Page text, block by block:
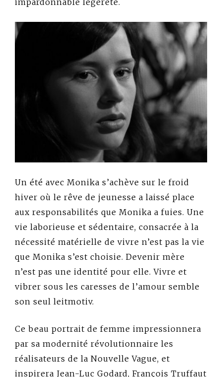
Un été avec Monika s’achève sur le froid
hiver où le rêve de jeunesse a laissé place
aux responsabilités que Monika a fuies. Une
vie laborieuse et sédentaire, consacrée à la
nécessité matérielle de vivre n’est pas la vie
que Monika s’est choisie. Devenir mère
n’est pas une identité pour elle. Vivre et
vibrer sous les caresses de l’amour semble
son seul leitmotiv.
Ce beau portrait de femme impressionnera
par sa modernité révolutionnaire les
réalisateurs de la Nouvelle Vague, et
inspirera Jean-Luc Godard, François Truffaut